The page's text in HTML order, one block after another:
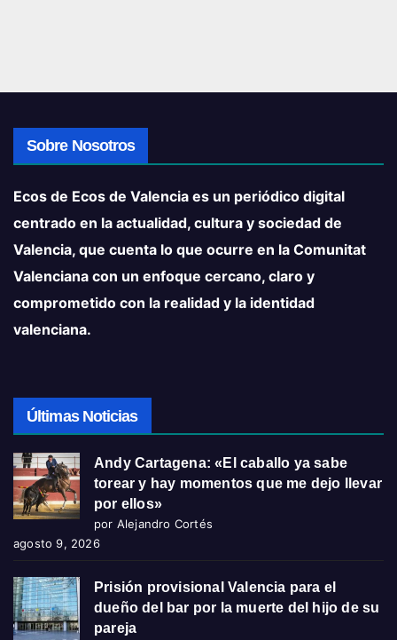
Sobre Nosotros
Ecos de Ecos de Valencia es un periódico digital
centrado en la actualidad, cultura y sociedad de
Valencia, que cuenta lo que ocurre en la Comunitat
Valenciana con un enfoque cercano, claro y
comprometido con la realidad y la identidad
valenciana.
Últimas Noticias
Andy Cartagena: «El caballo ya sabe
torear y hay momentos que me dejo llevar
por ellos»
por Alejandro Cortés
agosto 9, 2026
Prisión provisional Valencia para el
dueño del bar por la muerte del hijo de su
pareja